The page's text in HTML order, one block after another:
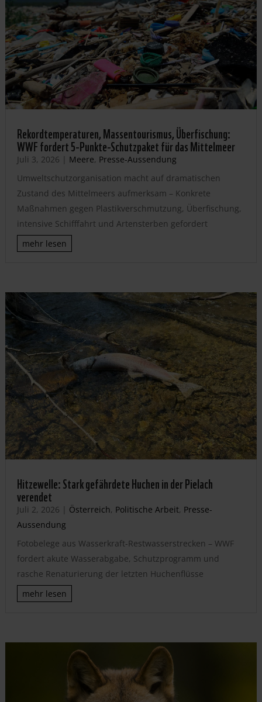
Rekordtemperaturen, Massentourismus, Überfischung:
WWF fordert 5-Punkte-Schutzpaket für das Mittelmeer
Juli 3, 2026 | Meere, Presse-Aussendung
Umweltschutzorganisation macht auf dramatischen
Zustand des Mittelmeers aufmerksam – Konkrete
Maßnahmen gegen Plastikverschmutzung, Überfischung,
intensive Schifffahrt und Artensterben gefordert
mehr lesen
Hitzewelle: Stark gefährdete Huchen in der Pielach
verendet
Juli 2, 2026 | Österreich, Politische Arbeit, Presse-
Aussendung
Fotobelege aus Wasserkraft-Restwasserstrecken – WWF
fordert akute Wasserabgabe, Schutzprogramm und
rasche Renaturierung der letzten Huchenflüsse
mehr lesen